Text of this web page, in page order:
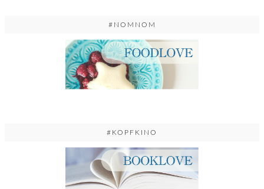
#NOMNOM
#KOPFKINO